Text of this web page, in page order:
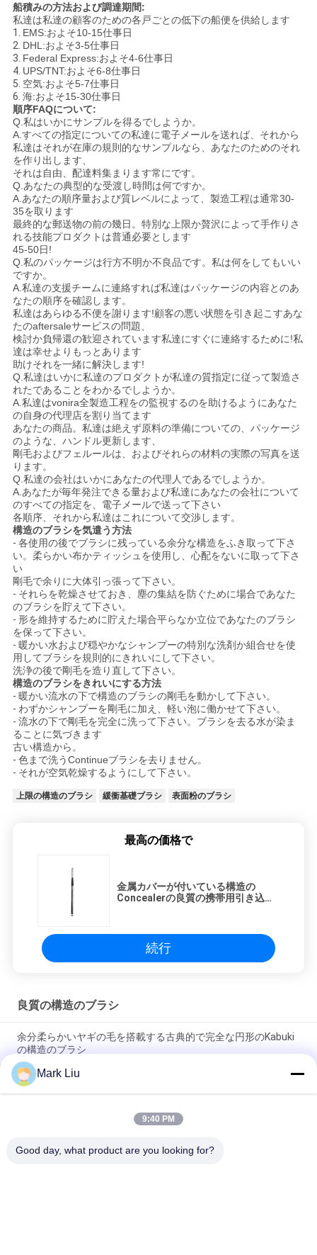
船積みの方法および調達期間:
私達は私達の顧客のための各戸ごとの低下の船便を供給します
1. EMS:およそ10-15仕事日
2. DHL:およそ3-5仕事日
3. Federal Express:およそ4-6仕事日
4. UPS/TNT:およそ6-8仕事日
5. 空気:およそ5-7仕事日
6. 海:およそ15-30仕事日
順序FAQについて:
Q.私はいかにサンプルを得るでしようか。
A.すべての指定についての私達に電子メールを送れば、それから
私達はそれが在庫の規則的なサンプルなら、あなたのためのそれ
を作り出します、
それは自由、配達料集まります常にです。
Q.あなたの典型的な受渡し時間は何ですか。
A.あなたの順序量および質レベルによって、製造工程は通常30-
35を取ります
最終的な郵送物の前の幾日。特別な上限か贅沢によって手作りさ
れる技能プロダクトは普通必要とします
45-50日!
Q.私のパッケージは行方不明か不良品です。私は何をしてもいい
ですか。
A.私達の支援チームに連絡すれば私達はパッケージの内容とのあ
なたの順序を確認します。
私達はあらゆる不便を謝ります!顧客の悪い状態を引き起こすあな
たのaftersaleサービスの問題、
検討か負帰還の歓迎されています私達にすぐに連絡するために!私
達は幸せよりもっとあります
助けそれを一緒に解決します!
Q.私達はいかに私達のプロダクトが私達の質指定に従って製造さ
れたであることをわかるでしようか。
A.私達はvonira全製造工程をの監視するのを助けるようにあなた
の自身の代理店を割り当てます
あなたの商品。私達は絶えず原料の準備についての、パッケージ
のような、ハンドル更新します、
剛毛およびフェルールは、およびそれらの材料の実際の写真を送
ります。
Q.私達の会社はいかにあなたの代理人であるでしようか。
A.あなたが毎年発注できる量および私達にあなたの会社について
のすべての指定を、電子メールで送って下さい
各順序、それから私達はこれについて交渉します。
構造のブラシを気遣う方法
- 各使用の後でブラシに残っている余分な構造をふき取って下さ
い。柔らかい布かティッシュを使用し、心配をないに取って下さ
い
剛毛で余りに大体引っ張って下さい。
- それらを乾燥させておき、塵の集結を防ぐために場合であなた
のブラシを貯えて下さい。
- 形を維持するために貯えた場合平らなか立位であなたのブラシ
を保って下さい。
- 暖かい水および穏やかなシャンプーの特別な洗剤か組合せを使
用してブラシを規則的にきれいにして下さい。
洗浄の後で剛毛を造り直して下さい。
構造のブラシをきれいにする方法
- 暖かい流水の下で構造のブラシの剛毛を動かして下さい。
- わずかシャンプーを剛毛に加え、軽い泡に働かせて下さい。
- 流水の下で剛毛を完全に洗って下さい。ブラシを去る水が染ま
ることに気づきます
古い構造から。
- 色まで洗うContinueブラシを去りません。
- それが空気乾燥するようにして下さい。
上限の構造のブラシ 緩衝基礎ブラシ 表面粉のブラシ
最高の価格で
金属カバーが付いている構造の
Concealerの良質の携帯用引き込み
続行
良質の構造のブラシ
余分柔らかいヤギの毛を搭載する古典的で完全な円形のKabuki
の構造のブラシ
Voniraの美大きいファンのヤギの毛の構造のブラシ/木製のハン
ドルの上限の構造のブラシ
超柔らかいヤギの毛の黒い木製のハンドルが付いている薄い頬
Mark Liu
9:40 PM
Good day, what product are you looking for?